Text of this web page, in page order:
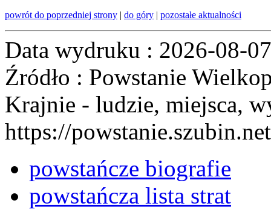
powrót do poprzedniej strony | do góry | pozostałe aktualności
Data wydruku : 2026-08-07
Źródło : Powstanie
Krajnie - ludzie, miejsca,
https://powstanie.szubin.net
powstańcze biografie
powstańcza lista strat